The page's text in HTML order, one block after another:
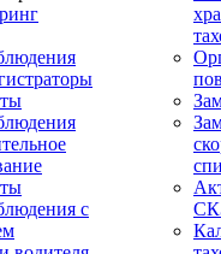
с